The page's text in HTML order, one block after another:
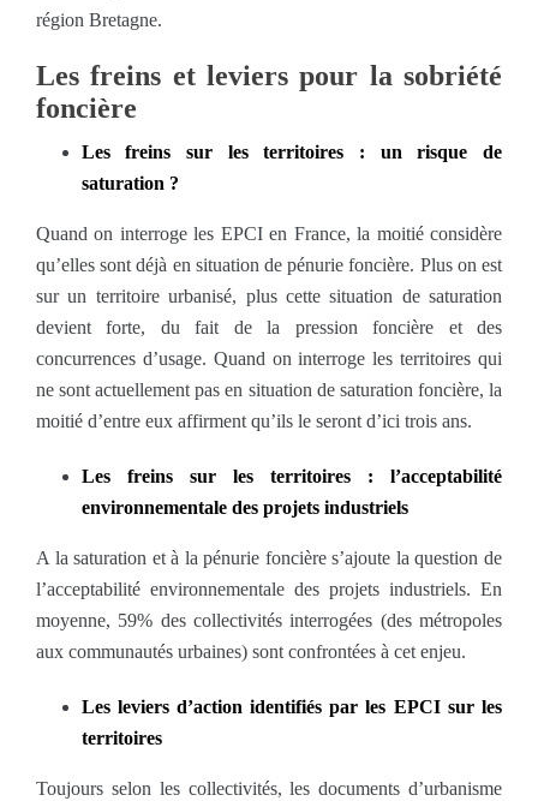
région Bretagne.
Les freins et leviers pour la sobriété
foncière
Les freins sur les territoires : un risque de
saturation ?
Quand on interroge les EPCI en France, la moitié considère
qu’elles sont déjà en situation de pénurie foncière. Plus on est
sur un territoire urbanisé, plus cette situation de saturation
devient forte, du fait de la pression foncière et des
concurrences d’usage. Quand on interroge les territoires qui
ne sont actuellement pas en situation de saturation foncière, la
moitié d’entre eux affirment qu’ils le seront d’ici trois ans.
Les freins sur les territoires : l’acceptabilité
environnementale des projets industriels
A la saturation et à la pénurie foncière s’ajoute la question de
l’acceptabilité environnementale des projets industriels. En
moyenne, 59% des collectivités interrogées (des métropoles
aux communautés urbaines) sont confrontées à cet enjeu.
Les leviers d’action identifiés par les EPCI sur les
territoires
Toujours selon les collectivités, les documents d’urbanisme